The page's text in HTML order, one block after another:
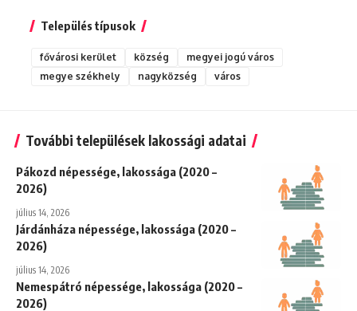
Település típusok
fővárosi kerület község
megyei jogú város
megye székhely
nagyközség város
További települések lakossági adatai
Pákozd népessége, lakossága (2020 –
2026)
július 14, 2026
Járdánháza népessége, lakossága (2020 –
2026)
július 14, 2026
Nemespátró népessége, lakossága (2020 –
2026)